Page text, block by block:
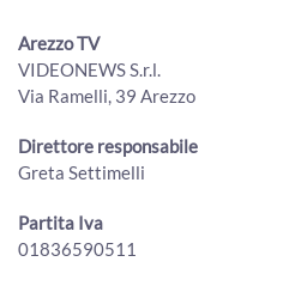
truffato il nonno
00:01:38 - Venerdì, 31
Truffe ed estorsioni a
a porta: vittima anche
Arezzo TV
VIDEONEWS S.r.l.
Via Ramelli, 39 Arezzo
Direttore responsabile
Greta Settimelli
Partita Iva
01836590511